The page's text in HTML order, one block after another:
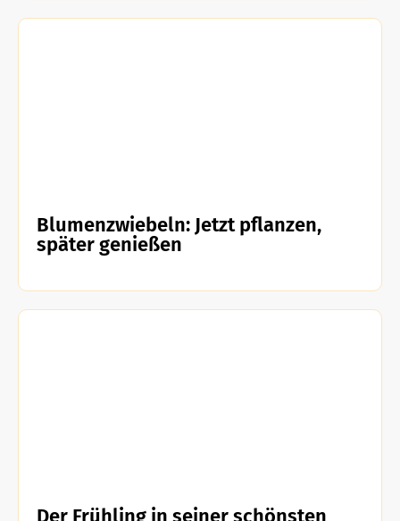
Blumenzwiebeln: Jetzt pflanzen,
später genießen
Der Frühling in seiner schönsten